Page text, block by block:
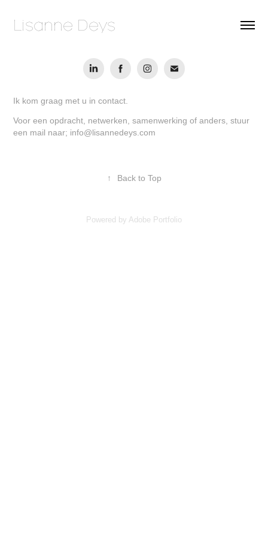
Lisanne Deys
Ik kom graag met u in contact.
Voor een opdracht, netwerken, samenwerking of anders, stuur
een mail naar; info@lisannedeys.com
↑ Back to Top
Powered by Adobe Portfolio